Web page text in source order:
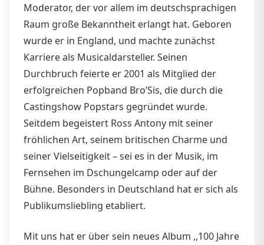
Moderator, der vor allem im deutschsprachigen
Raum große Bekanntheit erlangt hat. Geboren
wurde er in England, und machte zunächst
Karriere als Musicaldarsteller. Seinen
Durchbruch feierte er 2001 als Mitglied der
erfolgreichen Popband Bro’Sis, die durch die
Castingshow Popstars gegründet wurde.
Seitdem begeistert Ross Antony mit seiner
fröhlichen Art, seinem britischen Charme und
seiner Vielseitigkeit – sei es in der Musik, im
Fernsehen im Dschungelcamp oder auf der
Bühne. Besonders in Deutschland hat er sich als
Publikumsliebling etabliert.
Mit uns hat er über sein neues Album ,,100 Jahre